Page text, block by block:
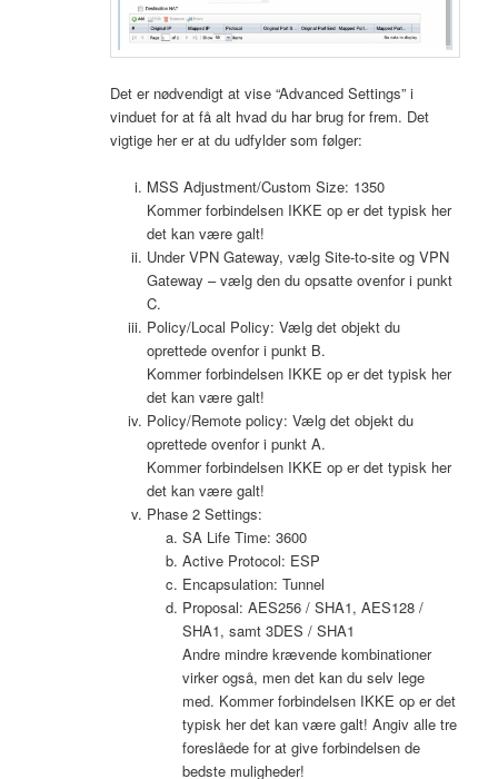
Det er nødvendigt at vise “Advanced Settings” i
vinduet for at få alt hvad du har brug for frem. Det
vigtige her er at du udfylder som følger:
MSS Adjustment/Custom Size: 1350
Kommer forbindelsen IKKE op er det typisk her
det kan være galt!
Under VPN Gateway, vælg Site-to-site og VPN
Gateway – vælg den du opsatte ovenfor i punkt
C.
Policy/Local Policy: Vælg det objekt du
oprettede ovenfor i punkt B.
Kommer forbindelsen IKKE op er det typisk her
det kan være galt!
Policy/Remote policy: Vælg det objekt du
oprettede ovenfor i punkt A.
Kommer forbindelsen IKKE op er det typisk her
det kan være galt!
Phase 2 Settings:
SA Life Time: 3600
Active Protocol: ESP
Encapsulation: Tunnel
Proposal: AES256 / SHA1, AES128 /
SHA1, samt 3DES / SHA1
Andre mindre krævende kombinationer
virker også, men det kan du selv lege
med. Kommer forbindelsen IKKE op er det
typisk her det kan være galt! Angiv alle tre
foreslåede for at give forbindelsen de
bedste muligheder!